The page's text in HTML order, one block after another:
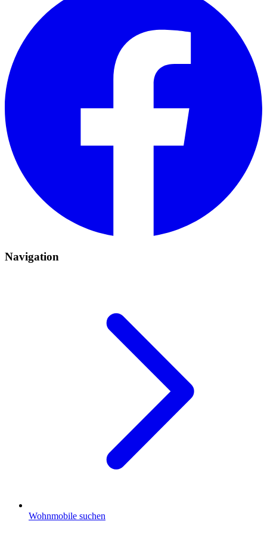
Navigation
Wohnmobile suchen